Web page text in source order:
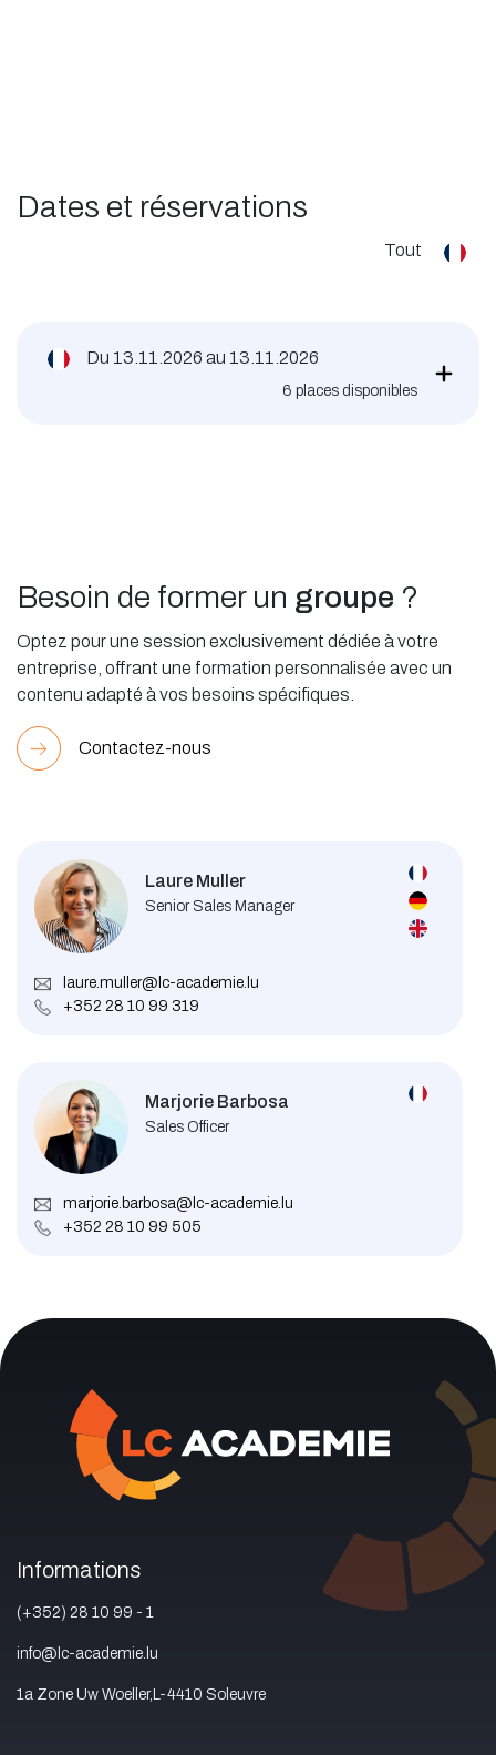
Dates et réservations
Tout
Du 13.11.2026 au 13.11.2026
6 places disponibles
Besoin de former un groupe ?
Optez pour une session exclusivement dédiée à votre
entreprise, offrant une formation personnalisée avec un
contenu adapté à vos besoins spécifiques.
Contactez-nous
Laure Muller
Senior Sales Manager
laure.muller@lc-academie.lu
+352 28 10 99 319
Marjorie Barbosa
Sales Officer
marjorie.barbosa@lc-academie.lu
+352 28 10 99 505
Informations
(+352) 28 10 99 - 1
info@lc-academie.lu
1a Zone Uw Woeller,L-4410 Soleuvre